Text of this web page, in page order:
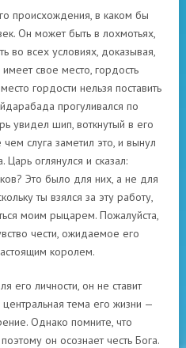
происхождения, в каком бы
Он может быть в лохмотьях,
во всех условиях, доказывая,
свое место, гордость
гордости нельзя поставить
прогуливался по
увидел шип, воткнутый в его
слуга заметил это, и вынул
оглянулся и сказал:
Это было для них, а не для
ты взялся за эту работу,
моим рыцарем. Пожалуйста,
чести, ожидаемое его
королем.
его личности, он не ставит
тема его жизни —
Однако помните, что
он осознает честь Бога.